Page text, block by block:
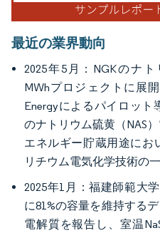
最近の業界動向
2025年5月：NGKのナ
MWhプロジェクトに展
Energyによるパイロット
のナトリウム硫黄（NAS
エネルギー貯蔵用途にお
リチウム電気化学技術の一
2025年1月：福建師範大
に81%の容量を維持する
電解質を報告し、室温